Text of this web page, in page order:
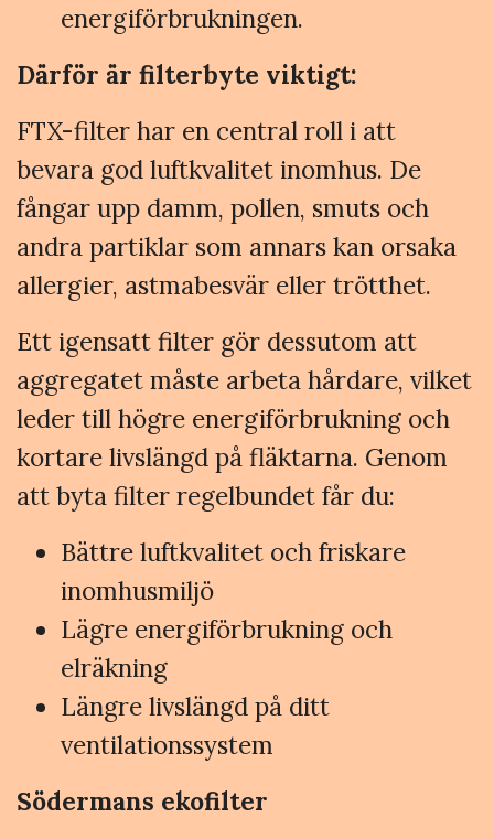
energiförbrukningen.
Därför är filterbyte viktigt:
FTX-filter har en central roll i att
bevara god luftkvalitet inomhus. De
fångar upp damm, pollen, smuts och
andra partiklar som annars kan orsaka
allergier, astmabesvär eller trötthet.
Ett igensatt filter gör dessutom att
aggregatet måste arbeta hårdare, vilket
leder till högre energiförbrukning och
kortare livslängd på fläktarna. Genom
att byta filter regelbundet får du:
Bättre luftkvalitet och friskare
inomhusmiljö
Lägre energiförbrukning och
elräkning
Längre livslängd på ditt
ventilationssystem
Södermans ekofilter